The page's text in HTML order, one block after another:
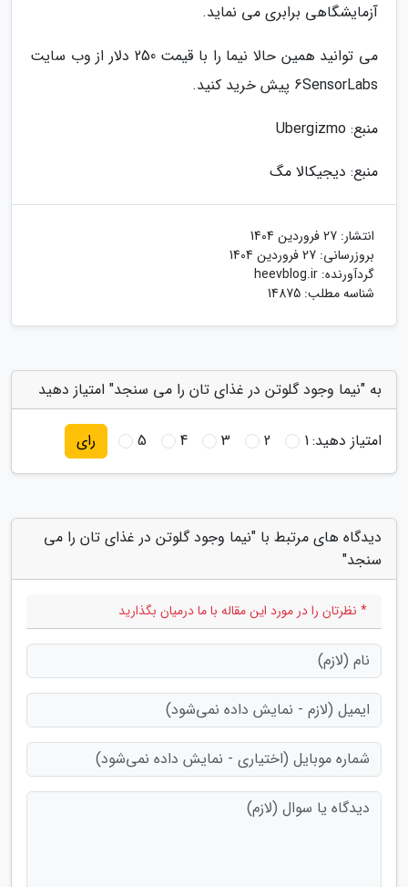
آزمایشگاهی برابری می نماید.
می توانید همین حالا نیما را با قیمت 250 دلار از وب سایت
6SensorLabs پیش خرید کنید.
منبع: Ubergizmo
منبع: دیجیکالا مگ
انتشار: 27 فروردین 1404
بروزرسانی: 27 فروردین 1404
گردآورنده: heevblog.ir
شناسه مطلب: 14875
به "نیما وجود گلوتن در غذای تان را می سنجد" امتیاز دهید
امتیاز دهید:1
2
3
4
5 رای
دیدگاه های مرتبط با "نیما وجود گلوتن در غذای تان را می
سنجد"
* نظرتان را در مورد این مقاله با ما درمیان بگذارید